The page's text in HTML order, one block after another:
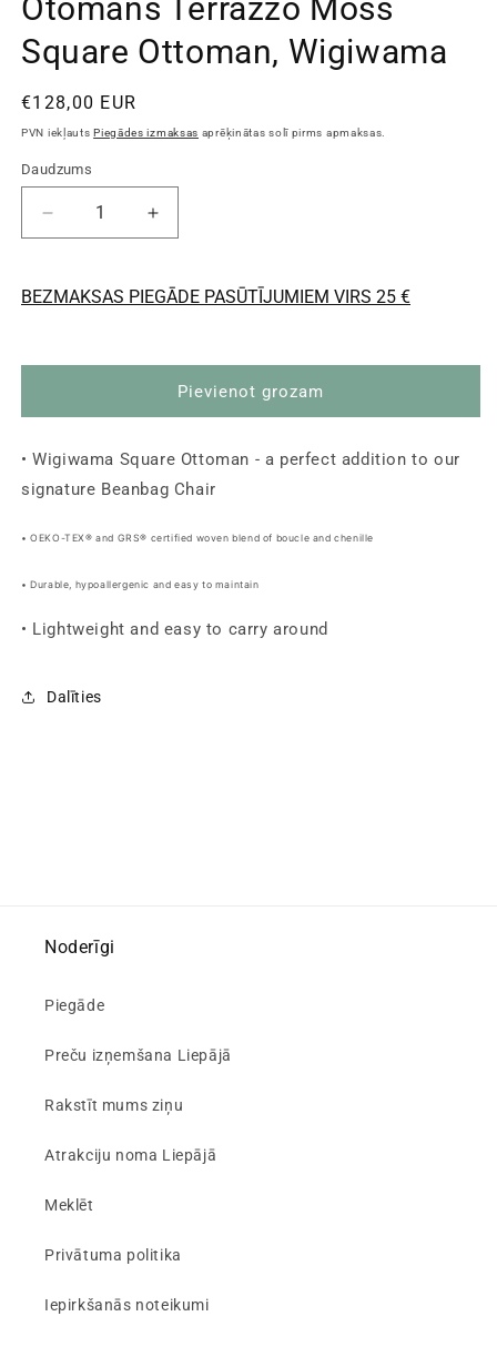
Otomāns Terrazzo Moss
Square Ottoman, Wigiwama
Standarta
cena
€128,00 EUR
PVN iekļautsPiegādes izmaksas aprēķinātas solī pirms apmaksas.
Daudzums
Samazināt
daudzumu
Terrazzo
Ottoman,
Palielināt
daudzumu
Terrazzo
Ottoman,
Wigiwama
BEZMAKSAS PIEGĀDE PASŪTĪJUMIEM VIRS 25 €
Pievienot grozam
• Wigiwama Square Ottoman - a perfect addition to our
signature Beanbag Chair
• OEKO-TEX® and GRS® certified woven blend of boucle and chenille
• Durable, hypoallergenic and easy to maintain
• Lightweight and easy to carry around
Dalīties
Noderīgi
Piegāde
Preču izņemšana Liepājā
Rakstīt mums ziņu
Atrakciju noma Liepājā
Meklēt
Privātuma politika
Iepirkšanās noteikumi